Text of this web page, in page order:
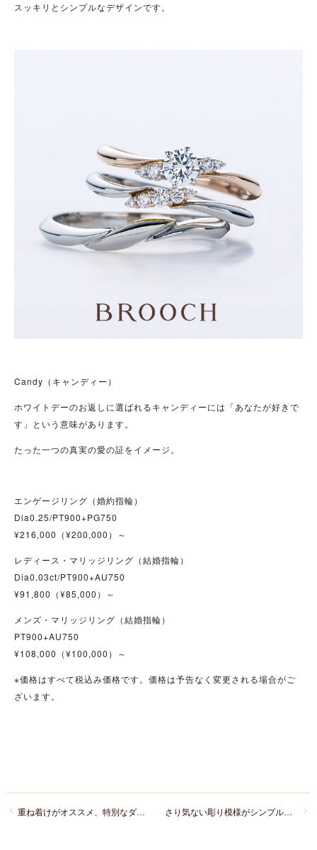
スッキリとシンプルなデザインです。
Candy（キャンディー）
ホワイトデーのお返しに選ばれるキャンディーには「あなたが好きで
す」という意味があります。
たった一つの真実の愛の証をイメージ。
エンゲージリング（婚約指輪）
Dia0.25/PT900+PG750
¥216,000（¥200,000）～
レディース・マリッジリング（結婚指輪）
Dia0.03ct/PT900+AU750
¥91,800（¥85,000）～
メンズ・マリッジリング（結婚指輪）
PT900+AU750
¥108,000（¥100,000）～
※価格はすべて税込み価格です。価格は予告なく変更される場合がご
ざいます。
さり気ない彫り模様がシンプルオシャレな綺麗め結婚指輪
重ね着けがオススメ、特別なダイヤのセットリング